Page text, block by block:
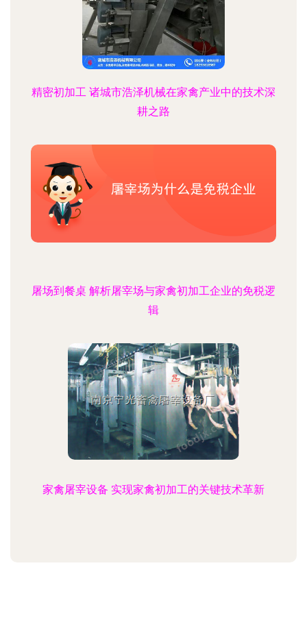
精密初加工 诸城市浩泽机械在家禽产业中的技术深
耕之路
屠场到餐桌 解析屠宰场与家禽初加工企业的免税逻
辑
家禽屠宰设备 实现家禽初加工的关键技术革新